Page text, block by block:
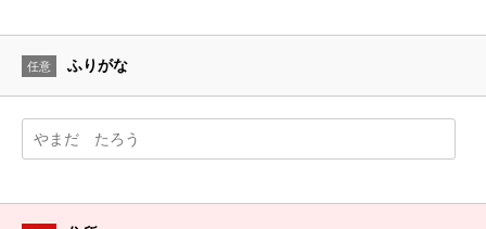
任意 ふりがな